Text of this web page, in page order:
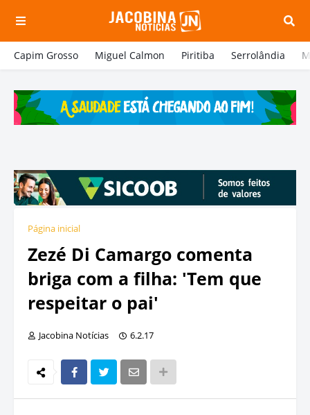
Capim Grosso Miguel Calmon Piritiba Serrolândia
Página inicial
Zezé Di Camargo comenta
briga com a filha: 'Tem que
respeitar o pai'
Jacobina Notícias 6.2.17